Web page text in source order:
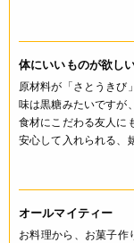
体にいいものが欲し
原材料が「さとうきび
味は黒糖みたいですが
食材にこだわる友人に
安心して入れられる、
オールマイティー
お料理から、お菓子